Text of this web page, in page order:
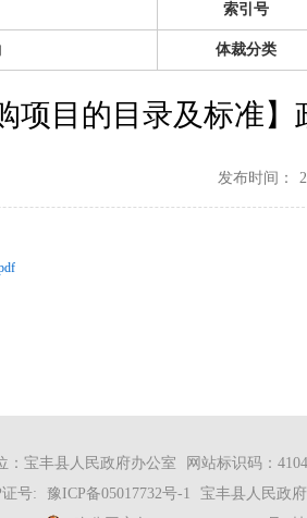
索引号
体裁分类
项目的目录及标准
发布时间：
：宝丰县人民政府办公室 网站标识码：
证号: 豫ICP备05017732号-1 宝丰县人民政